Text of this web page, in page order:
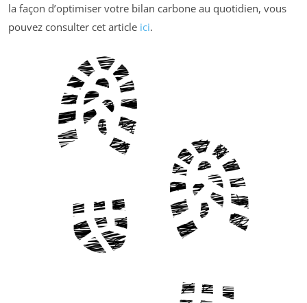
la façon d’optimiser votre bilan carbone au quotidien, vous
pouvez consulter cet article ici.